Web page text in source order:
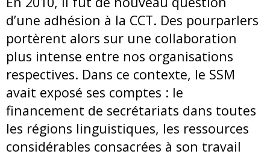
d’une adhésion à la CCT. Des pourparlers
portèrent alors sur une collaboration
plus intense entre nos organisations
respectives. Dans ce contexte, le SSM
avait exposé ses comptes : le
financement de secrétariats dans toutes
les régions linguistiques, les ressources
considérables consacrées à son travail